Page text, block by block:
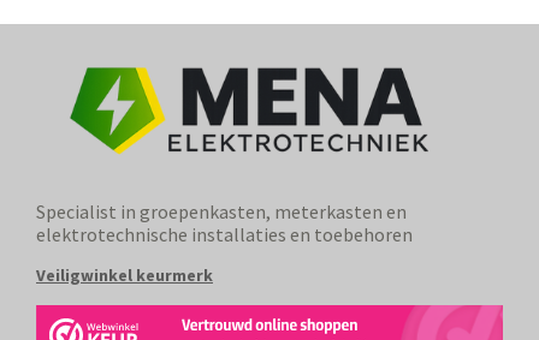
Specialist in groepenkasten, meterkasten en
elektrotechnische installaties en toebehoren
Veiligwinkel keurmerk